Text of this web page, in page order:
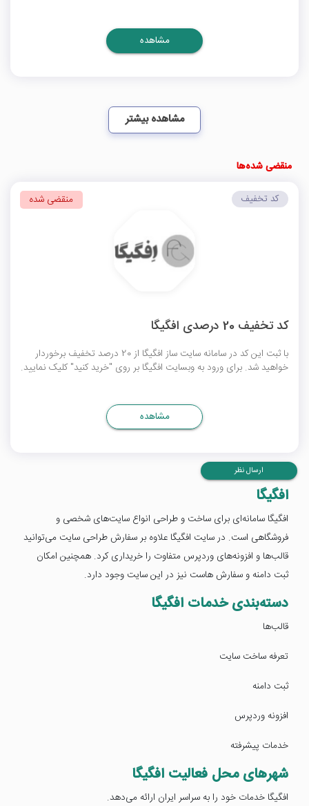
مشاهده
مشاهده بیشتر
منقضی شده‌ها
کد تخفیف 20 درصدی افگیگا
با ثبت این کد در سامانه سایت ساز افگیگا از 20 درصد تخفیف برخوردار
خواهید شد. برای ورود به وبسایت افگیگا بر روی "خرید کنید" کلیک نمایید.
کد تخفیف منقضی شده
مشاهده
ارسال نظر
افگیگا
افگیگا سامانه‌ای برای ساخت و طراحی انواع سایت‌های شخصی و
فروشگاهی است. در سایت افگیگا علاوه بر سفارش طراحی سایت می‌توانید
قالب‌ها و افزونه‌های وردپرس متفاوت را خریداری کرد. همچنین امکان
ثبت دامنه و سفارش هاست نیز در این سایت وجود دارد.
دسته‌بندی خدمات افگیگا
قالب‌ها
تعرفه ساخت سایت
ثبت دامنه
افزونه وردپرس
خدمات پیشرفته
شهرهای محل فعالیت افگیگا
افگیگا خدمات خود را به سراسر ایران ارائه می‌دهد.